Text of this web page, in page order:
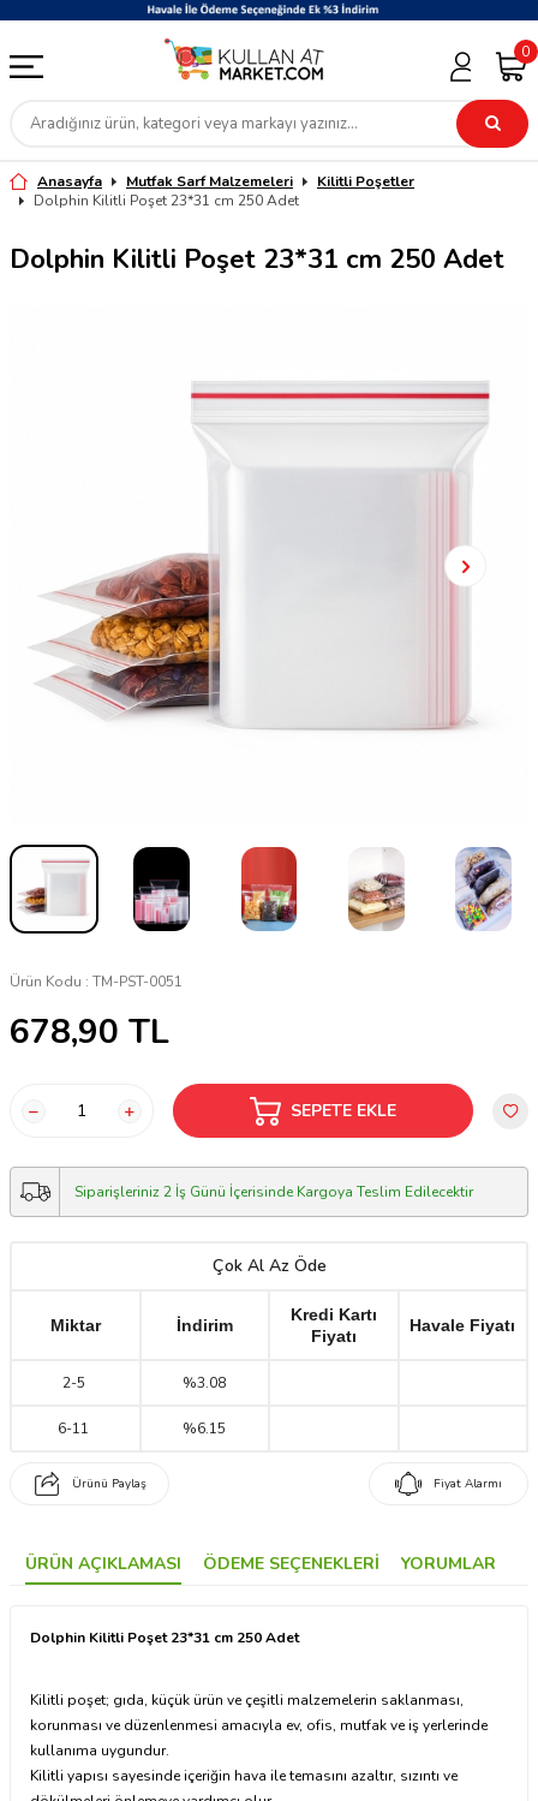
0
Anasayfa Mutfak Sarf Malzemeleri
Kilitli Poşetler
Dolphin Kilitli Poşet 23*31 cm 250 Adet
Dolphin Kilitli Poşet 23*31 cm 250 Adet
Ürün Kodu : TM-PST-0051
678,90 TL
SEPETE EKLE
Siparişleriniz 2 İş Günü İçerisinde Kargoya Teslim Edilecektir
Çok Al Az Öde
Miktar İndirim
Kredi Kartı
Fiyatı
Havale Fiyatı
2-5 %3.08
6-11 %6.15
Ürünü Paylaş Fiyat Alarmı
ÜRÜN AÇIKLAMASI ÖDEME SEÇENEKLERI YORUMLAR
Dolphin Kilitli Poşet 23*31 cm 250 Adet
Kilitli poşet; gıda, küçük ürün ve çeşitli malzemelerin saklanması,
korunması ve düzenlenmesi amacıyla ev, ofis, mutfak ve iş yerlerinde
kullanıma uygundur.
Kilitli yapısı sayesinde içeriğin hava ile temasını azaltır, sızıntı ve